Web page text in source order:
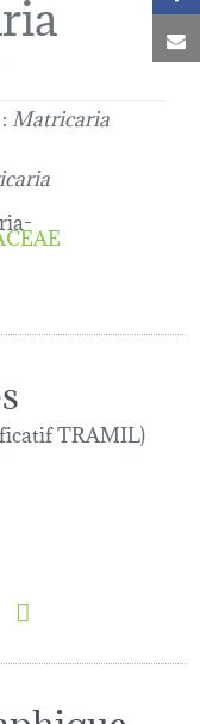
Matricaria
TRAMIL)